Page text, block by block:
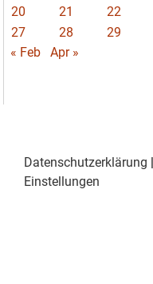
20
21 22
27
28 29
« Feb
Apr »
Datenschutzerklärung
Einstellungen